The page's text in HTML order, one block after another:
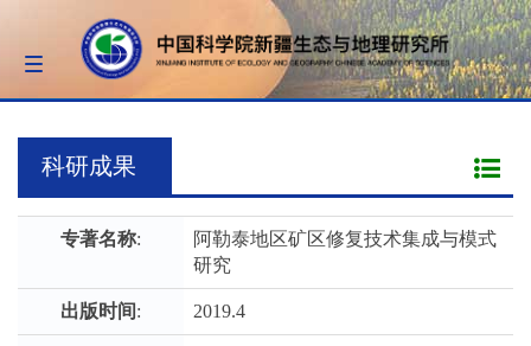
Toggle
navigation
科研成果
专著名称:
阿勒泰地区矿区修复技术集成与模式
研究
出版时间: 2019.4